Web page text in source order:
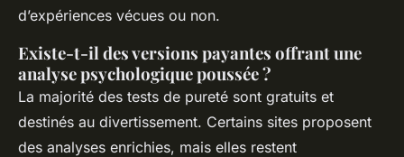
d’expériences vécues ou non.
Existe-t-il des versions payantes offrant une
analyse psychologique poussée ?
La majorité des tests de pureté sont gratuits et
destinés au divertissement. Certains sites proposent
des analyses enrichies, mais elles restent